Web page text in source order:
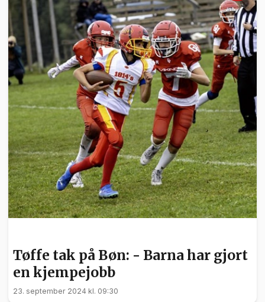
Tøffe tak på Bøn: - Barna har gjort
en kjempejobb
23. september 2024 kl. 09:30